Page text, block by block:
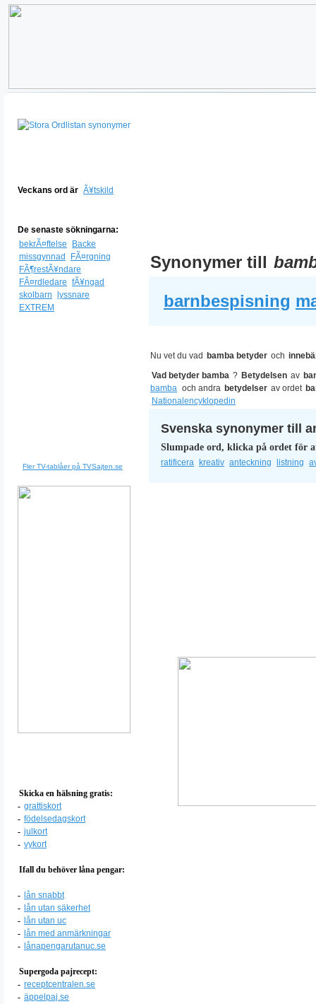
Veckans ord är Ã¥tskild
De senaste sökningarna:
bekrÃ¤ftelse
Backe
missgynnad
FÃ¤rgning
FÃ¶restÃ¥ndare
FÃ¤rdledare fÃ¥ngad
skolbarn
lyssnare
EXTREM
Fler TV-tablåer på TVSajten.se
Skicka en hälsning gratis:
- grattiskort
- födelsedagskort
- julkort
- vykort
Ifall du behöver låna pengar:
- lån snabbt
- lån utan säkerhet
- lån utan uc
- lån med anmärkningar
- lånapengarutanuc.se
Supergoda pajrecept:
- receptcentralen.se
- äppelpaj.se
Synonymer till
barnbespisning
Nu vet du vad bamba betyder och
Vad betyder bamba ? Betydelsen av
bamba och andra betydelser av ordet
Nationalencyklopedin
Svenska synonymer till
Slumpade ord, klicka på ordet för
ratificera kreativ anteckning listning